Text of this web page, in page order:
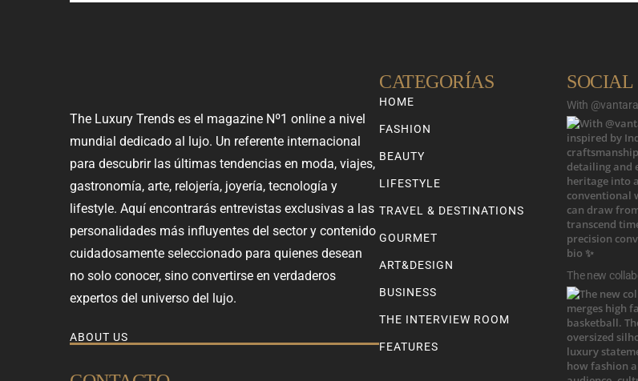
The Luxury Trends es el magazine Nº1 online a nivel
mundial dedicado al lujo. Un referente internacional
para descubrir las últimas tendencias en moda, viajes,
gastronomía, arte, relojería, joyería, tecnología y
lifestyle. Aquí encontrarás entrevistas exclusivas a las
personalidades más influyentes del sector y contenido
cuidadosamente seleccionado para quienes desean
no solo conocer, sino convertirse en verdaderos
expertos del universo del lujo.
ABOUT US
CATEGORÍAS
HOME
FASHION
BEAUTY
LIFESTYLE
TRAVEL & DESTINATIONS
GOURMET
ART&DESIGN
BUSINESS
THE INTERVIEW ROOM
FEATURES
SOCIAL
With
The new